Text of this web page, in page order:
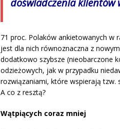
doświadczenia klientów
71 proc. Polaków ankietowanych w
jest dla nich równoznaczna z
dodatkowo szybsze (nieobarczone
odzieżowych, jak w przypadku
rozwiązaniami, które wspierają tzw.
A co z resztą?
Wątpiących coraz mniej